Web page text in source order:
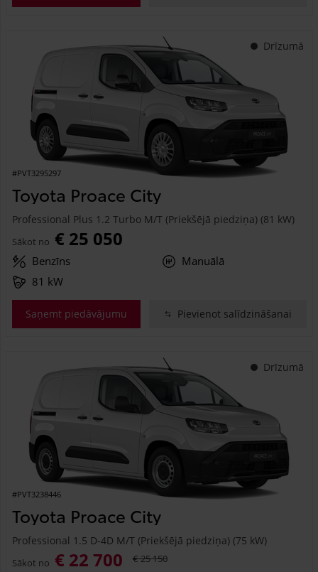
Drīzumā
#PVT3295297
Toyota Proace City
Professional Plus 1.2 Turbo M/T (Priekšējā piedziņa) (81 kW)
Sākot no € 25 050
Benzīns
Manuālā
81 kW
Saņemt piedāvājumu Pievienot salīdzināšanai
Drīzumā
#PVT3238446
Toyota Proace City
Professional 1.5 D-4D M/T (Priekšējā piedziņa) (75 kW)
Sākot no € 22 700 € 25 150